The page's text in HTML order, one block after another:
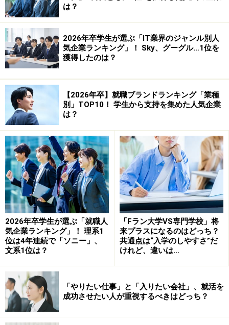
学、セミナー
【叶えた力】人を笑わせることで学んだホスピタリ
ティ
主婦
【きっかけ】父の交通事故、母入院、出産
【叶えた力】家族の団結で学んだチームワーク、責
任感
美容師
【きっかけ】コム・デ・ギャルソン、行きつけの美
容院
【叶えた力】※記述なし
ホスト
【きっかけ】それまでの生活と極端に違うことがし
たい
【叶えた力】ラグビーで学んだストレス耐性
パイロット
【きっかけ】とんび、義兄の言葉
【叶えた力】※記述なし
似顔絵作家
【きっかけ】小学校で描いた絵が入選、路上で似顔
絵を描いた時のお客様の笑顔、先輩からのお誘い
【叶えた力】野球部で学んだ持続力、路上似顔絵書
は？
2026年卒学生が選ぶ「IT業界のジャンル別人
気企業ランキング」！ Sky、グーグル…1位を
獲得したのは？
【2026年卒】就職ブランドランキング「業種
別」TOP10！ 学生から支持を集めた人気企業
は？
2026年卒学生が選ぶ「就職人
気企業ランキング」！ 理系1
位は4年連続で「ソニー」、
文系1位は？
「Fラン大学VS専門学校」将
来プラスになるのはどっち？
共通点は“入学のしやすさ”だ
けれど、違いは…
「やりたい仕事」と「入りたい会社」、就活を
成功させたい人が重視するべきはどっち？